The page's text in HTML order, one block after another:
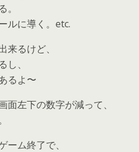
ルに導く。etc.
るけど、
、
るよ〜
左下の数字が減って、
ーム終了で、